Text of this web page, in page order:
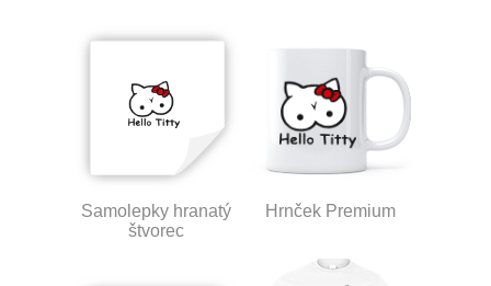
Samolepky hranatý
štvorec
Hrnček Premium